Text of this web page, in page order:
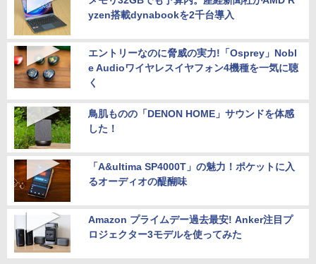
yzen搭載dynabookを2千台導入
エントリーなのに脅威の実力!「Osprey」Nobl
e Audioワイヤレスイヤフォン4機種を一気に聴
く
鳥肌ものの「DENON HOME」サウンドを体感
した！
「A&ultima SP4000T」の魅力！ポケットに入
るオーディオの醍醐味
Amazon プライムデー過去最安! Anker注目プ
ロジェクター3モデルを使ってみた